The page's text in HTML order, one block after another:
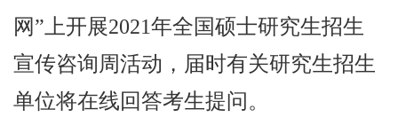
网”上开展2021年全国硕士研究生招生
宣传咨询周活动，届时有关研究生招生
单位将在线回答考生提问。